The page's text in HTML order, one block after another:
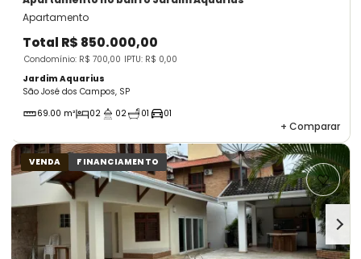
Apartamento
Total R$ 850.000,00
Condomínio: R$ 700,00 IPTU: R$ 0,00
Jardim Aquarius
São José dos Campos, SP
69.00 m²
02 02 01 01
+ Comparar
VENDA FINANCIAMENTO